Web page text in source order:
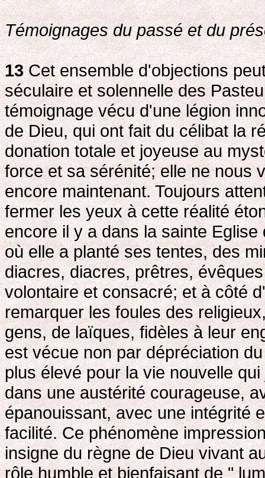
Témoignages du passé et du
13Cet ensemble d'objections
séculaire et solennelle des
témoignage vécu d'une légion
de Dieu, qui ont fait du célibat la
donation totale et joyeuse au
force et sa sérénité; elle ne nous
encore maintenant. Toujours
fermer les yeux à cette réalité
encore il y a dans la sainte
où elle a planté ses tentes, des
diacres, diacres, prêtres,
volontaire et consacré; et à côté
remarquer les foules des
gens, de laïques, fidèles à leur
est vécue non par dépréciation
plus élevé pour la vie nouvelle
dans une austérité courageuse,
épanouissant, avec une intégrité
facilité. Ce phénomène
insigne du règne de Dieu vivant
rôle humble et bienfaisant de "